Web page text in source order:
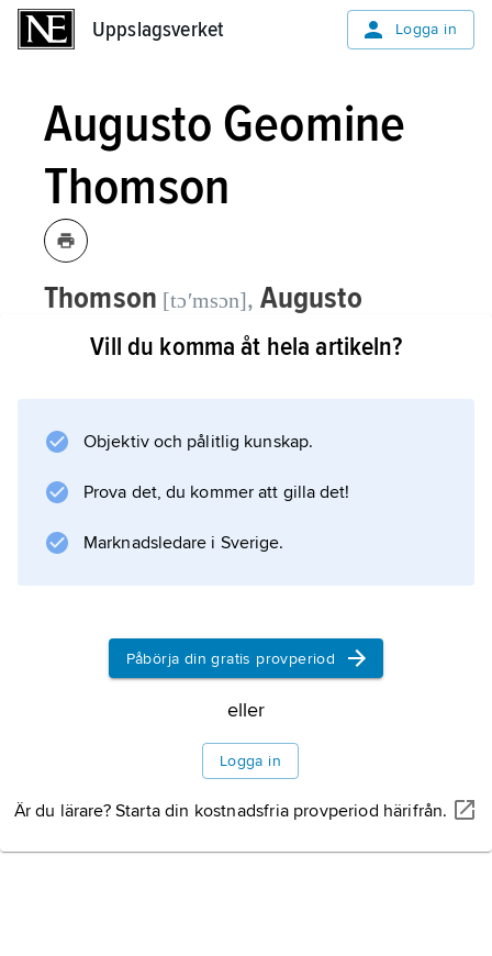
Uppslagsverket Logga in
Augusto Geomine
Thomson
Thomson [tɔʹmsɔn], Augusto
Geomine, 1882–1950, chilensk
Information om artikeln
Vill du komma åt hela artikeln?
Objektiv och pålitlig kunskap.
Prova det, du kommer att gilla det!
Marknadsledare i Sverige.
Påbörja din gratis provperiod
eller
Logga in
Är du lärare? Starta din kostnadsfria provperiod härifrån.